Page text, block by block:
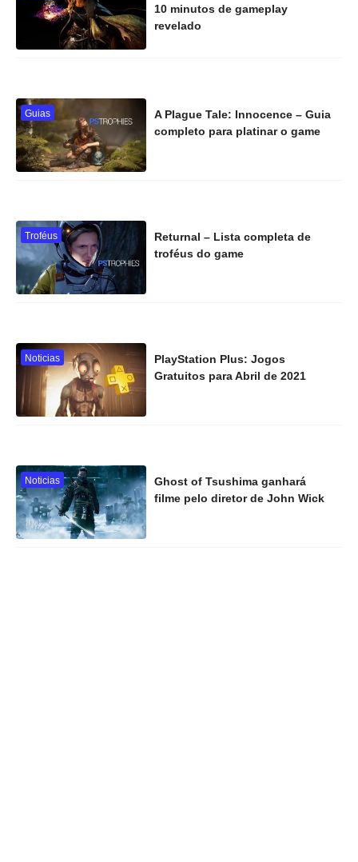
10 minutos de gameplay
revelado
Guias
A Plague Tale: Innocence – Guia
completo para platinar o game
Troféus
Returnal – Lista completa de
troféus do game
Noticias
PlayStation Plus: Jogos
Gratuitos para Abril de 2021
Noticias
Ghost of Tsushima ganhará
filme pelo diretor de John Wick